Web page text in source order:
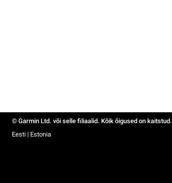
© Garmin Ltd. või selle filiaalid. Kõik õigused on kaitstud.
Eesti | Estonia